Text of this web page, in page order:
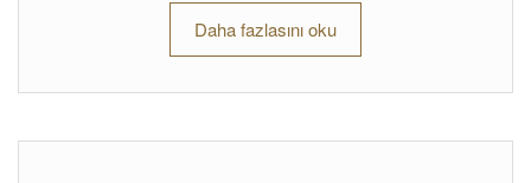
Daha fazlasını oku